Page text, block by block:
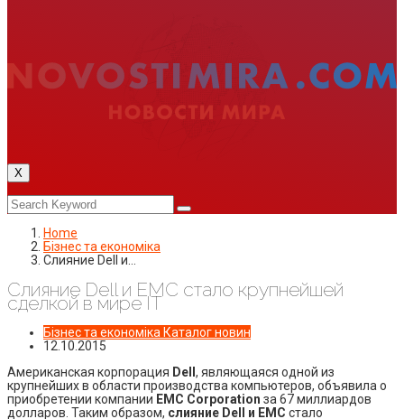
X
Home
Бізнес та економіка
Слияние Dell и…
Слияние Dell и EMC стало крупнейшей
сделкой в мире IT
Бізнес та економіка Каталог новин
12.10.2015
Американская корпорация Dell, являющаяся одной из
крупнейших в области производства компьютеров, объявила о
приобретении компании EMC Corporation за 67 миллиардов
долларов. Таким образом, слияние Dell и EMC стало